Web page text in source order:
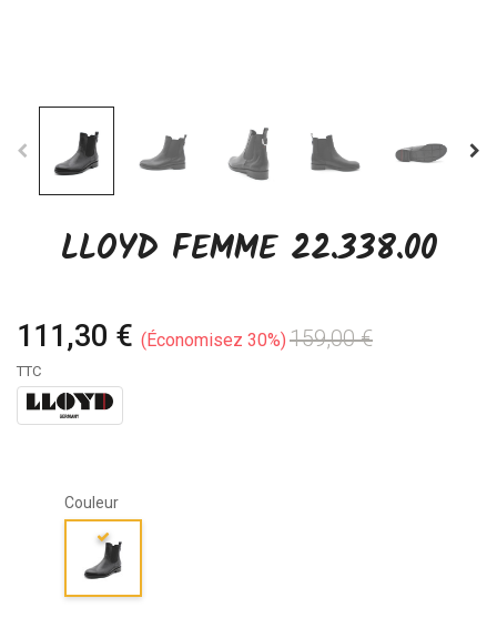
LLOYD FEMME 22.338.00
111,30 € Économisez 30% 159,00 €
TTC
Couleur